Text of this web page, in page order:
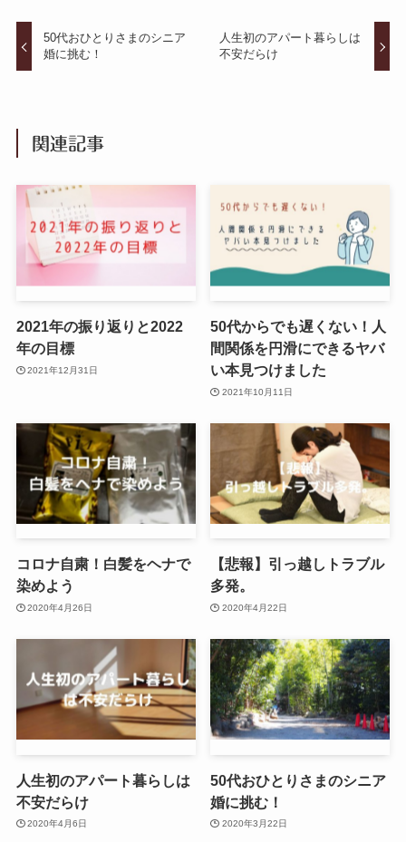
50代おひとりさまのシニア
婚に挑む！
人生初のアパート暮らしは
不安だらけ
関連記事
2021年の振り返りと2022
年の目標
2021年12月31日
50代からでも遅くない！人
間関係を円滑にできるヤバ
い本見つけました
2021年10月11日
コロナ自粛！白髪をヘナで
染めよう
2020年4月26日
【悲報】引っ越しトラブル
多発。
2020年4月22日
人生初のアパート暮らしは
不安だらけ
2020年4月6日
50代おひとりさまのシニア
婚に挑む！
2020年3月22日